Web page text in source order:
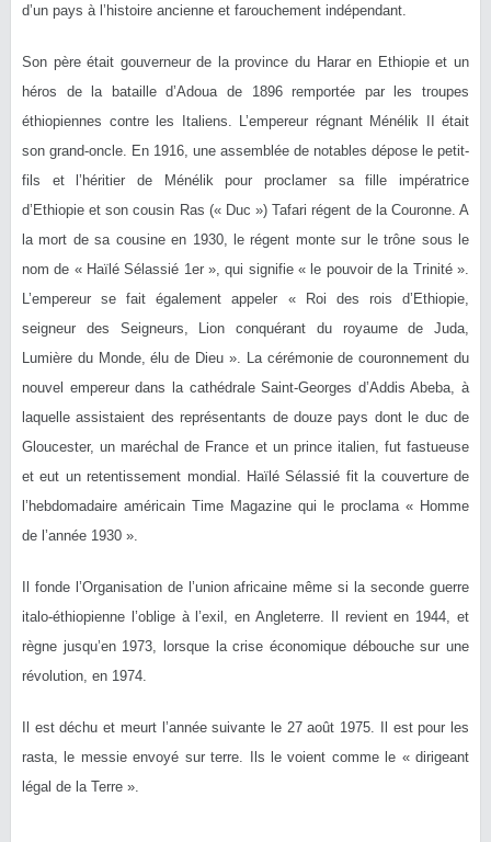
d’un pays à l’histoire ancienne et farouchement indépendant.
Son père était gouverneur de la province du Harar en Ethiopie et un
héros de la bataille d’Adoua de 1896 remportée par les troupes
éthiopiennes contre les Italiens. L’empereur régnant Ménélik II était
son grand-oncle. En 1916, une assemblée de notables dépose le petit-
fils et l’héritier de Ménélik pour proclamer sa fille impératrice
d’Ethiopie et son cousin Ras (« Duc ») Tafari régent de la Couronne. A
la mort de sa cousine en 1930, le régent monte sur le trône sous le
nom de « Haïlé Sélassié 1er », qui signifie « le pouvoir de la Trinité ».
L’empereur se fait également appeler « Roi des rois d’Ethiopie,
seigneur des Seigneurs, Lion conquérant du royaume de Juda,
Lumière du Monde, élu de Dieu ». La cérémonie de couronnement du
nouvel empereur dans la cathédrale Saint-Georges d’Addis Abeba, à
laquelle assistaient des représentants de douze pays dont le duc de
Gloucester, un maréchal de France et un prince italien, fut fastueuse
et eut un retentissement mondial. Haïlé Sélassié fit la couverture de
l’hebdomadaire américain Time Magazine qui le proclama « Homme
de l’année 1930 ».
Il fonde l’Organisation de l’union africaine même si la seconde guerre
italo-éthiopienne l’oblige à l’exil, en Angleterre. Il revient en 1944, et
règne jusqu’en 1973, lorsque la crise économique débouche sur une
révolution, en 1974.
Il est déchu et meurt l’année suivante le 27 août 1975. Il est pour les
rasta, le messie envoyé sur terre. Ils le voient comme le « dirigeant
légal de la Terre ».